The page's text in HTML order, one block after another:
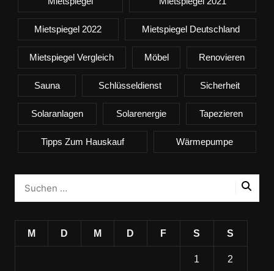
Mietspiegel 2022 Mietspiegel Deutschland
Mietspiegel Vergleich Möbel Renovieren
Sauna Schlüsseldienst Sicherheit
Solaranlagen Solarenergie Tapezieren
Tipps Zum Hauskauf Wärmepumpe
M D M D F S S
1 2